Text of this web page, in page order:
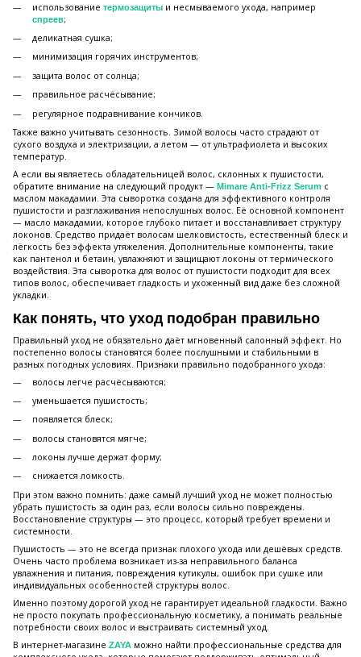
использование термозащиты и несмываемого ухода, например
спреев;
деликатная сушка;
минимизация горячих инструментов;
защита волос от солнца;
правильное расчёсывание;
регулярное подравнивание кончиков.
Также важно учитывать сезонность. Зимой волосы часто страдают от
сухого воздуха и электризации, а летом — от ультрафиолета и высоких
температур.
А если вы являетесь обладательницей волос, склонных к пушистости,
обратите внимание на следующий продукт — Mimare Anti-Frizz Serum с
маслом макадамии. Эта сыворотка создана для эффективного контроля
пушистости и разглаживания непослушных волос. Её основной компонент
— масло макадамии, которое глубоко питает и восстанавливает структуру
локонов. Средство придаёт волосам шелковистость, естественный блеск и
лёгкость без эффекта утяжеления. Дополнительные компоненты, такие
как пантенол и бетаин, увлажняют и защищают локоны от термического
воздействия. Эта сыворотка для волос от пушистости подходит для всех
типов волос, обеспечивает гладкость и ухоженный вид даже без сложной
укладки.
Как понять, что уход подобран правильно
Правильный уход не обязательно даёт мгновенный салонный эффект. Но
постепенно волосы становятся более послушными и стабильными в
разных погодных условиях. Признаки правильно подобранного ухода:
волосы легче расчёсываются;
уменьшается пушистость;
появляется блеск;
волосы становятся мягче;
локоны лучше держат форму;
снижается ломкость.
При этом важно помнить: даже самый лучший уход не может полностью
убрать пушистость за один раз, если волосы сильно повреждены.
Восстановление структуры — это процесс, который требует времени и
системности.
Пушистость — это не всегда признак плохого ухода или дешёвых средств.
Очень часто проблема возникает из-за неправильного баланса
увлажнения и питания, повреждения кутикулы, ошибок при сушке или
индивидуальных особенностей структуры волос.
Именно поэтому дорогой уход не гарантирует идеальной гладкости. Важно
не просто покупать профессиональную косметику, а понимать реальные
потребности своих волос и выстраивать системный уход.
В интернет-магазине ZAYA можно найти профессиональные средства для